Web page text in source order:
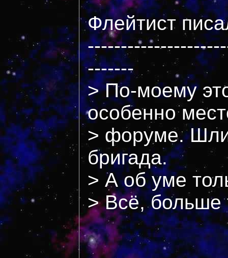
Флейтист
-------
> По-моему
особенно
> форуме.
бригада.
> А об уме
> Всё, больше